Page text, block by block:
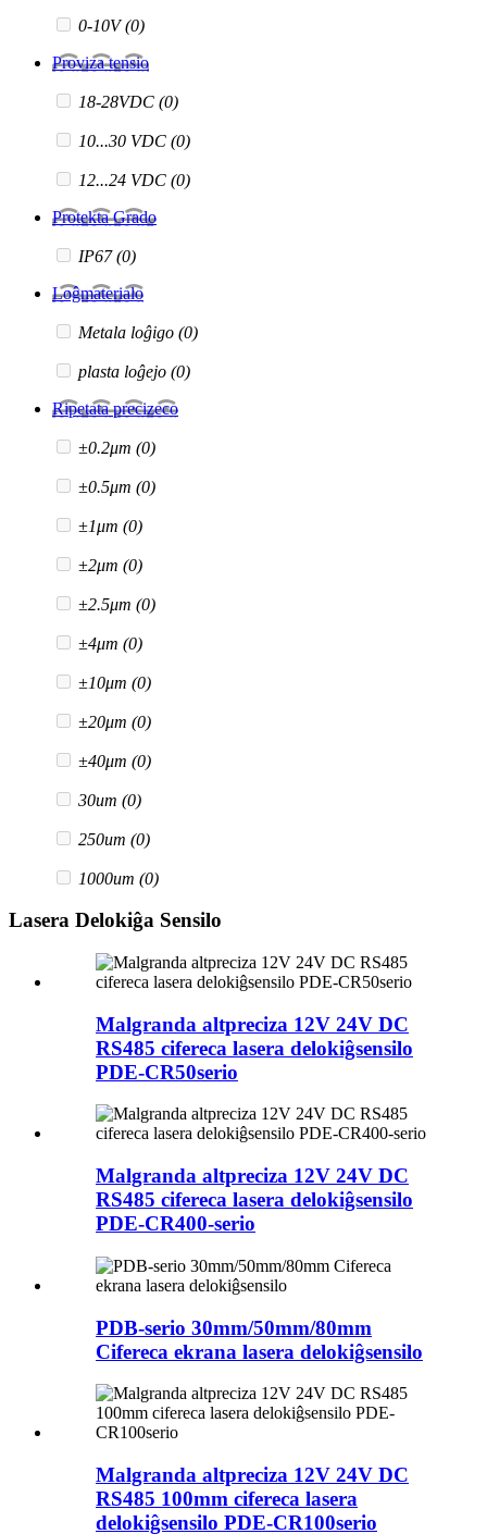
0-10V (0)
Proviza tensio
18-28VDC (0)
10...30 VDC (0)
12...24 VDC (0)
Protekta Grado
IP67 (0)
Loĝmaterialo
Metala loĝigo (0)
plasta loĝejo (0)
Ripetata precizeco
±0.2μm (0)
±0.5μm (0)
±1μm (0)
±2μm (0)
±2.5μm (0)
±4μm (0)
±10μm (0)
±20μm (0)
±40μm (0)
30um (0)
250um (0)
1000um (0)
Lasera Delokiĝa Sensilo
Malgranda altpreciza 12V 24V DC
RS485 cifereca lasera delokiĝsensilo
PDE-CR50serio
Malgranda altpreciza 12V 24V DC
RS485 cifereca lasera delokiĝsensilo
PDE-CR400-serio
PDB-serio 30mm/50mm/80mm
Cifereca ekrana lasera delokiĝsensilo
Malgranda altpreciza 12V 24V DC
RS485 100mm cifereca lasera
delokiĝsensilo PDE-CR100serio